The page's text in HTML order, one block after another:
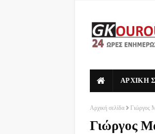
ΑΡΧΙΚΗ
Αρχική σελίδα Γιώργος
Γιώργος